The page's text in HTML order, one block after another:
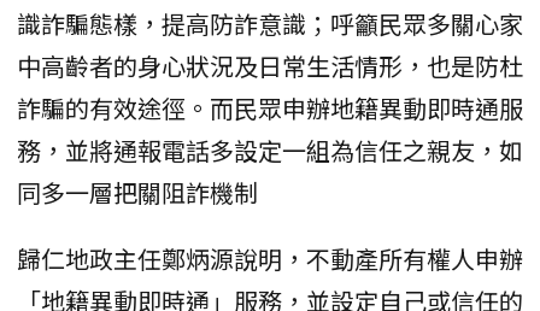
識詐騙態樣，提高防詐意識；呼籲民眾多關心家
中高齡者的身心狀況及日常生活情形，也是防杜
詐騙的有效途徑。而民眾申辦地籍異動即時通服
務，並將通報電話多設定一組為信任之親友，如
同多一層把關阻詐機制
歸仁地政主任鄭炳源說明，不動產所有權人申辦
「地籍異動即時通」服務，並設定自己或信任的